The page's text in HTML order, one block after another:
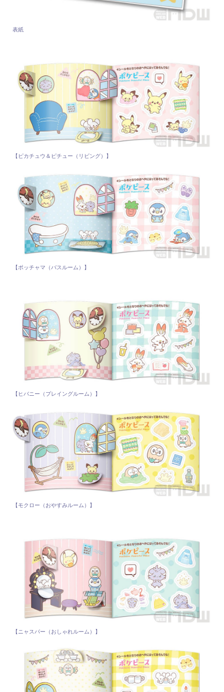
表紙
【ピカチュウ＆ピチュー（リビング）】
【ポッチャマ（バスルーム）】
【ヒバニー（プレイングルーム）】
【モクロー（おやすみルーム）】
【ニャスパー（おしゃれルーム）】